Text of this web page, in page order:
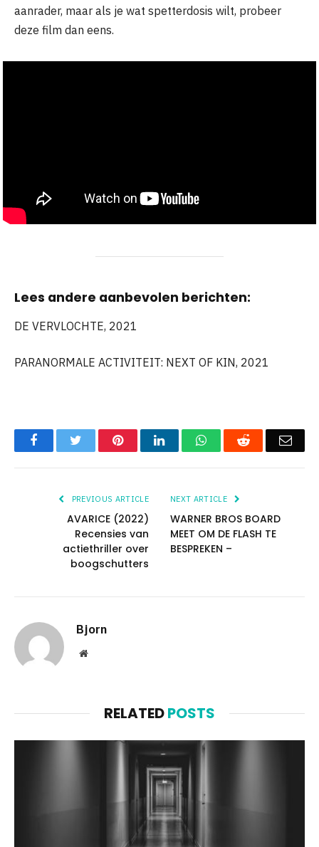
aanrader, maar als je wat spetterdosis wilt, probeer
deze film dan eens.
Lees andere aanbevolen berichten:
DE VERVLOCHTE, 2021
PARANORMALE ACTIVITEIT: NEXT OF KIN, 2021
FacebookTwitter PinterestLinkedInWhatsAppReddit
PREVIOUS ARTICLE
AVARICE (2022)
Recensies van
actiethriller over
boogschutters
NEXT ARTICLE
WARNER BROS BOARD
MEET OM DE FLASH TE
BESPREKEN –
Bjorn
Website
RELATEDPOSTS